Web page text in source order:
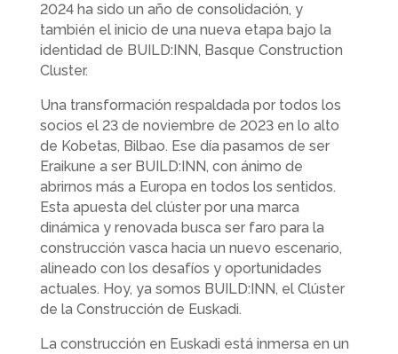
2024 ha sido un año de consolidación, y
también el inicio de una nueva etapa bajo la
identidad de BUILD:INN, Basque Construction
Cluster.
Una transformación respaldada por todos los
socios el 23 de noviembre de 2023 en lo alto
de Kobetas, Bilbao. Ese día pasamos de ser
Eraikune a ser BUILD:INN, con ánimo de
abrirnos más a Europa en todos los sentidos.
Esta apuesta del clúster por una marca
dinámica y renovada busca ser faro para la
construcción vasca hacia un nuevo escenario,
alineado con los desafíos y oportunidades
actuales. Hoy, ya somos BUILD:INN, el Clúster
de la Construcción de Euskadi.
La construcción en Euskadi está inmersa en un